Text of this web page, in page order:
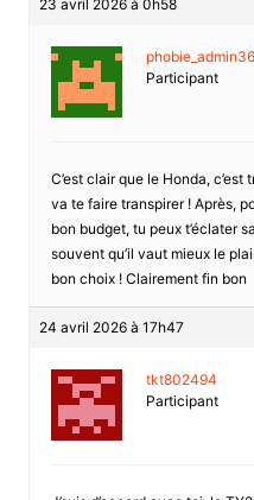
23 avril 2026 à 0h58
Participant
C’est clair que le Honda,
va te faire transpirer ! Après,
bon budget, tu peux t’éclater
souvent qu’il vaut mieux le
bon choix ! Clairement fin bon
24 avril 2026 à 17h47
tkt802494
Participant